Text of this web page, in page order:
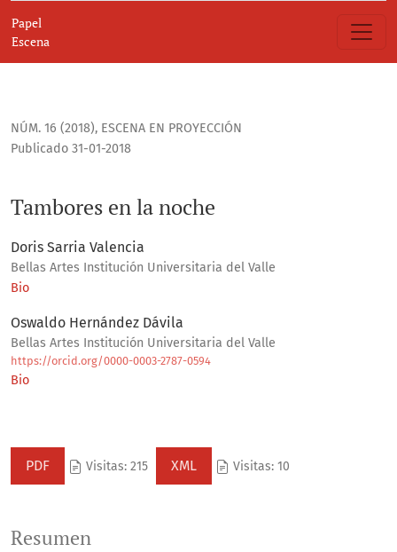
Papel
Escena
NÚM. 16 (2018), ESCENA EN PROYECCIÓN
Tambores en la noche
Publicado 31-01-2018
Doris Sarria Valencia
Bellas Artes Institución Universitaria del Valle
Bio
Oswaldo Hernández Dávila
Bellas Artes Institución Universitaria del Valle
https://orcid.org/0000-0003-2787-0594
Bio
PDF Visitas: 215 XML Visitas: 10
Resumen